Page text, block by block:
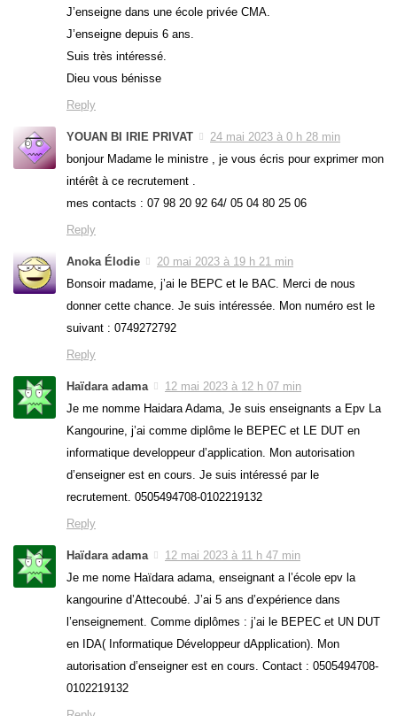
J’enseigne dans une école privée CMA.
J’enseigne depuis 6 ans.
Suis très intéressé.
Dieu vous bénisse
Reply
YOUAN BI IRIE PRIVAT
24 mai 2023 à 0 h 28 min
bonjour Madame le ministre , je vous écris pour exprimer mon
intérêt à ce recrutement .
mes contacts : 07 98 20 92 64/ 05 04 80 25 06
Reply
Anoka Élodie
20 mai 2023 à 19 h 21 min
Bonsoir madame, j’ai le BEPC et le BAC. Merci de nous
donner cette chance. Je suis intéressée. Mon numéro est le
suivant : 0749272792
Reply
Haïdara adama
12 mai 2023 à 12 h 07 min
Je me nomme Haidara Adama, Je suis enseignants a Epv La
Kangourine, j’ai comme diplôme le BEPEC et LE DUT en
informatique developpeur d’application. Mon autorisation
d’enseigner est en cours. Je suis intéressé par le
recrutement. 0505494708-0102219132
Reply
Haïdara adama
12 mai 2023 à 11 h 47 min
Je me nome Haïdara adama, enseignant a l’école epv la
kangourine d’Attecoubé. J’ai 5 ans d’expérience dans
l’enseignement. Comme diplômes : j’ai le BEPEC et UN DUT
en IDA( Informatique Développeur dApplication). Mon
autorisation d’enseigner est en cours. Contact : 0505494708-
0102219132